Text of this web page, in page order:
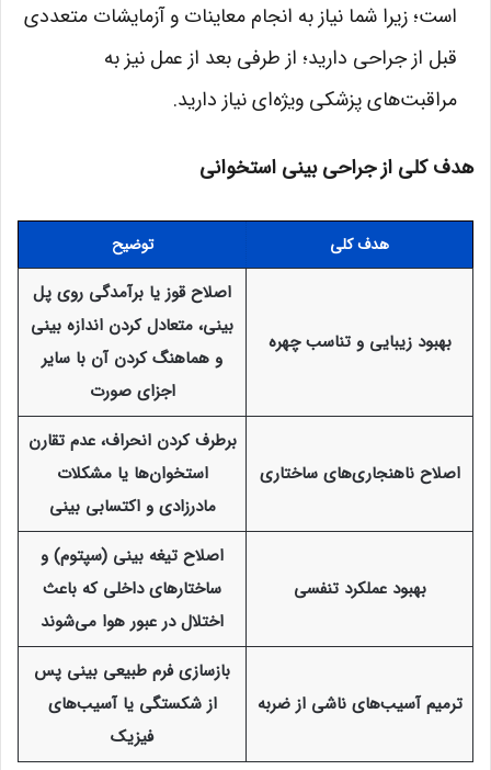
است؛ زیرا شما نیاز به انجام معاینات و آزمایشات متعددی
قبل از جراحی دارید؛ از طرفی بعد از عمل نیز به
مراقبت‌های پزشکی ویژه‌ای نیاز دارید.
هدف کلی از جراحی بینی استخوانی
هدف کلی توضیح
بهبود زیبایی و تناسب چهره
اصلاح قوز یا برآمدگی روی پل
بینی، متعادل کردن اندازه بینی
و هماهنگ کردن آن با سایر
اجزای صورت
اصلاح ناهنجاری‌های ساختاری
برطرف کردن انحراف، عدم تقارن
استخوان‌ها یا مشکلات
مادرزادی و اکتسابی بینی
بهبود عملکرد تنفسی
اصلاح تیغه بینی (سپتوم) و
ساختارهای داخلی که باعث
اختلال در عبور هوا می‌شوند
ترمیم آسیب‌های ناشی از ضربه
بازسازی فرم طبیعی بینی پس
از شکستگی یا آسیب‌های
فیزیک